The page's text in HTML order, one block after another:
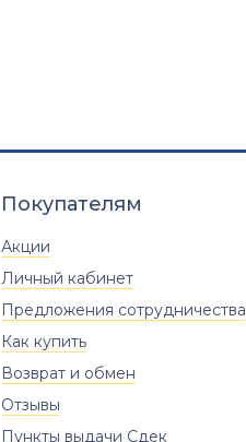
Покупателям
Акции
Личный кабинет
Предложения сотрудничества
Как купить
Возврат и обмен
Отзывы
Пункты выдачи Сдек